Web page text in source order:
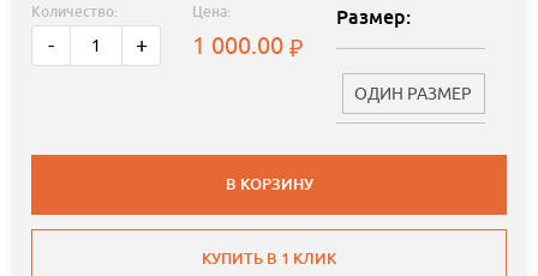
Количество:
- +
Цена:
1 000.00
Размер:
ОДИН РАЗМЕР
В КОРЗИНУ
КУПИТЬ В 1 КЛИК